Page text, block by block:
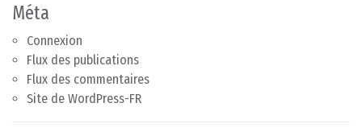
Méta
Connexion
Flux des publications
Flux des commentaires
Site de WordPress-FR